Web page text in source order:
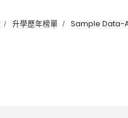
升學歷年榜單 Sample Data-